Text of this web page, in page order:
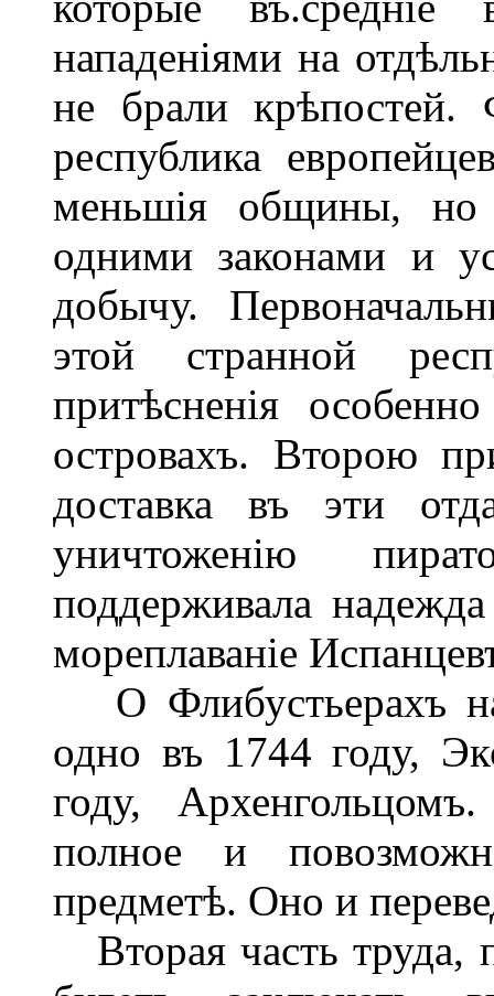
нападеніями на
не брали крѣпостей.
республика
меньшія общины, но
одними законами и
добычу.
этой странной
притѣсненія
островахъ. Второю
доставка въ эти
уничтоженію
поддерживала
мореплаваніе
О Флибустьерахъ
одно въ 1744 году,
году,
полное и
предметѣ. Оно и
Вторая часть труда,